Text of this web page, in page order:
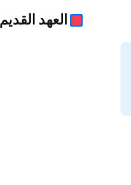
العهد القديم